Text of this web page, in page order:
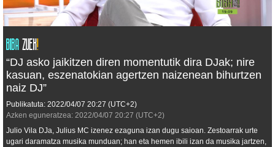
“DJ asko jaikitzen diren momentutik dira DJak; nire
kasuan, eszenatokian agertzen naizenean bihurtzen
naiz DJ”
Publikatuta: 2022/04/07 20:27 (UTC+2)
Azken eguneratzea: 2022/04/07 20:27 (UTC+2)
Julio Vila DJa, Julius MC izenez ezaguna izan dugu saioan. Zestoarrak urte
ugari daramatza musika munduan; han eta hemen ibili izan da musika jartzen,